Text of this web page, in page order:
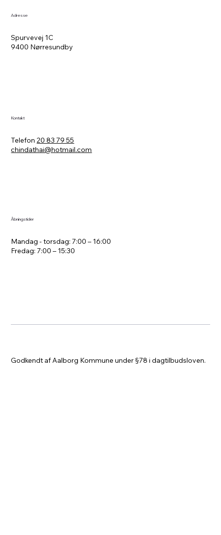
Adresse
Spurvevej 1C
9400 Nørresundby
Åbningstider
Mandag - torsdag: 7:00 – 16:00
Fredag: 7:00 – 15:30
Kontakt
Telefon20 83 79 55
chindathai@hotmail.com
Godkendt af Aalborg Kommune under §78 i dagtilbudsloven.